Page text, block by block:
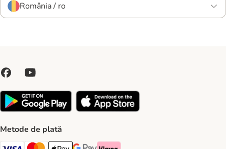
România / ro
Metode de plată